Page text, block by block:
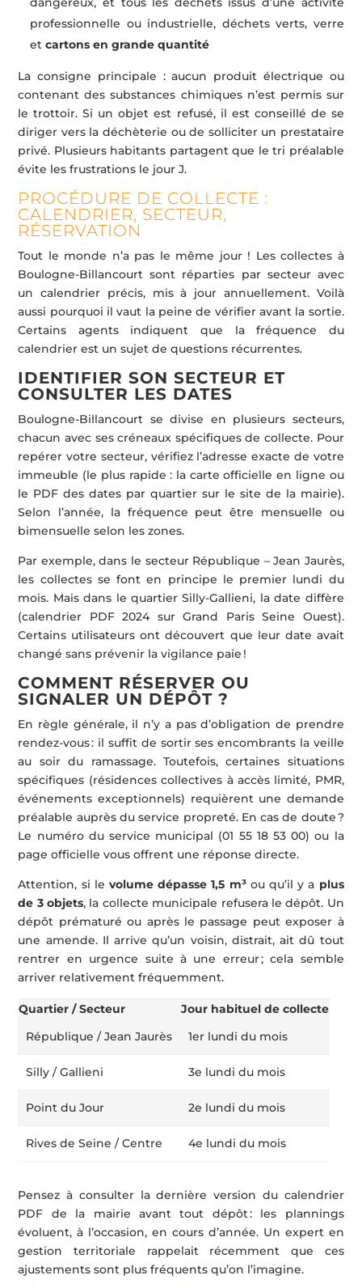
professionnelle ou industrielle, déchets verts, verre
etcartons en grande quantité
La consigne principale : aucun produit électrique ou
contenant des substances chimiques n’est permis sur
le trottoir. Si un objet est refusé, il est conseillé de se
diriger vers la déchèterie ou de solliciter un prestataire
privé. Plusieurs habitants partagent que le tri préalable
évite les frustrations le jour J.
PROCÉDURE DE COLLECTE :
CALENDRIER, SECTEUR,
RÉSERVATION
Tout le monde n’a pas le même jour ! Les collectes à
Boulogne-Billancourt sont réparties par secteur avec
un calendrier précis, mis à jour annuellement. Voilà
aussi pourquoi il vaut la peine de vérifier avant la sortie.
Certains agents indiquent que la fréquence du
calendrier est un sujet de questions récurrentes.
IDENTIFIER SON SECTEUR ET
CONSULTER LES DATES
Boulogne-Billancourt se divise en plusieurs secteurs,
chacun avec ses créneaux spécifiques de collecte. Pour
repérer votre secteur, vérifiez l’adresse exacte de votre
immeuble (le plus rapide : la carte officielle en ligne ou
le PDF des dates par quartier sur le site de la mairie).
Selon l’année, la fréquence peut être mensuelle ou
bimensuelle selon les zones.
Par exemple, dans le secteur République – Jean Jaurès,
les collectes se font en principe le premier lundi du
mois. Mais dans le quartier Silly-Gallieni, la date diffère
(calendrier PDF 2024 sur Grand Paris Seine Ouest).
Certains utilisateurs ont découvert que leur date avait
changé sans prévenir la vigilance paie !
COMMENT RÉSERVER OU
SIGNALER UN DÉPÔT ?
En règle générale, il n’y a pas d’obligation de prendre
rendez-vous : il suffit de sortir ses encombrants la veille
au soir du ramassage. Toutefois, certaines situations
spécifiques (résidences collectives à accès limité, PMR,
événements exceptionnels) requièrent une demande
préalable auprès du service propreté. En cas de doute ?
Le numéro du service municipal (01 55 18 53 00) ou la
page officielle vous offrent une réponse directe.
Attention, si levolume dépasse 1,5 m³ou qu’il y a plus
de 3 objets, la collecte municipale refusera le dépôt. Un
dépôt prématuré ou après le passage peut exposer à
une amende. Il arrive qu’un voisin, distrait, ait dû tout
rentrer en urgence suite à une erreur ; cela semble
arriver relativement fréquemment.
Quartier / Secteur
Jour habituel de collecte
République / Jean Jaurès
1er lundi du mois
Silly / Gallieni 3e lundi du mois
Point du Jour 2e lundi du mois
Rives de Seine / Centre 4e lundi du mois
Pensez à consulter la dernière version du calendrier
PDF de la mairie avant tout dépôt : les plannings
évoluent, à l’occasion, en cours d’année. Un expert en
gestion territoriale rappelait récemment que ces
ajustements sont plus fréquents qu’on l’imagine.